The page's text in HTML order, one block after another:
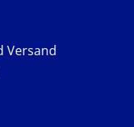
Versand